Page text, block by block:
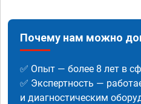
Почему нам можно
✅ Опыт — более 8 лет в
✅ Экспертность —
и диагностическим